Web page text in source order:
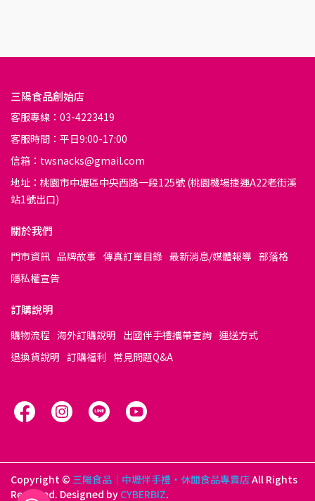
三陽食品創始店
客服專線：03-4223419
客服時間：平日9:00-17:00
信箱：twsnacks@gmail.com
地址：桃園市中壢區中央西路一段125號 (桃園機場捷運A22老街溪
站1號出口)
關於我們
門市資訊 品牌故事 傳真訂單目錄 最新消息/媒體報導 部落格
隱私權宣告
訂購說明
購物流程 海外訂購說明 出國伴手禮攜帶查詢 運送方式
退換貨說明 訂購福利 常見問題Q&A
Copyright © 三陽食品｜中壢伴手禮・休閒食品專賣店All Rights
Reserved. Designed by CYBERBIZ.